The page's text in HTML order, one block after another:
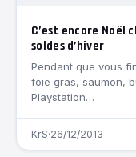
C’est encore Noël
soldes d’hiver
Pendant que vous
foie gras, saumon,
Playstation…
KrS·26/12/2013